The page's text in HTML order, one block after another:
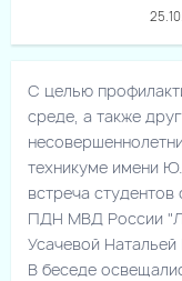
С целью
среде, а также
техникуме имени
встреча
ПДН МВД России
Усачевой
В беседе